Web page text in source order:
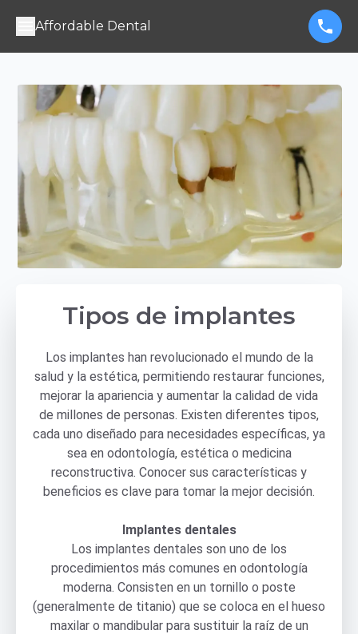
Affordable Dental
Tipos de implantes
Los implantes han revolucionado el mundo de la
salud y la estética, permitiendo restaurar funciones,
mejorar la apariencia y aumentar la calidad de vida
de millones de personas. Existen diferentes tipos,
cada uno diseñado para necesidades específicas, ya
sea en odontología, estética o medicina
reconstructiva. Conocer sus características y
beneficios es clave para tomar la mejor decisión.
Implantes dentales
Los implantes dentales son uno de los
procedimientos más comunes en odontología
moderna. Consisten en un tornillo o poste
(generalmente de titanio) que se coloca en el hueso
maxilar o mandibular para sustituir la raíz de un